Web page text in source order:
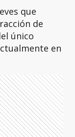
que
de
único
en